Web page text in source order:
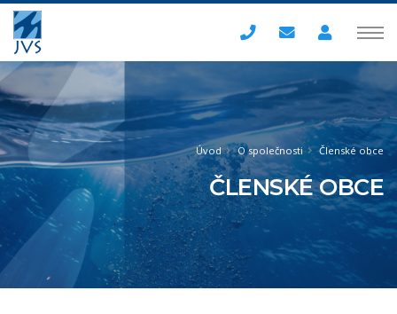
Úvod O společnosti Členské obce
ČLENSKÉ OBCE